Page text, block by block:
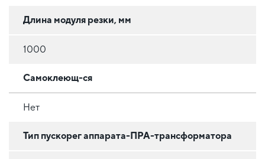
Длина модуля резки, мм
1000
Самоклеющ-ся
Нет
Тип пускорег аппарата-ПРА-трансформатора